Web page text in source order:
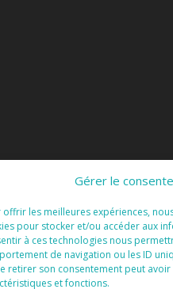
Gérer le
offrir les meilleures expériences,
pour stocker et/ou accéder aux
à ces technologies nous
de navigation ou les ID
retirer son consentement peut
et fonctions.